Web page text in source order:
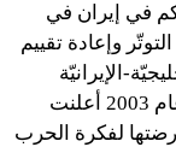
في إيران في
وإعادة تقييم
الإيرانيّة
. وفي عام 2003 أعلنت
لفكرة الحرب